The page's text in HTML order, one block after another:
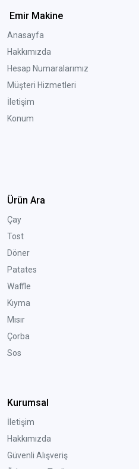
Emir Makine
Anasayfa
Hakkımızda
Hesap Numaralarımız
Müşteri Hizmetleri
İletişim
Konum
Ürün Ara
Çay
Tost
Döner
Patates
Waffle
Kıyma
Mısır
Çorba
Sos
Kurumsal
İletişim
Hakkımızda
Güvenli Alışveriş